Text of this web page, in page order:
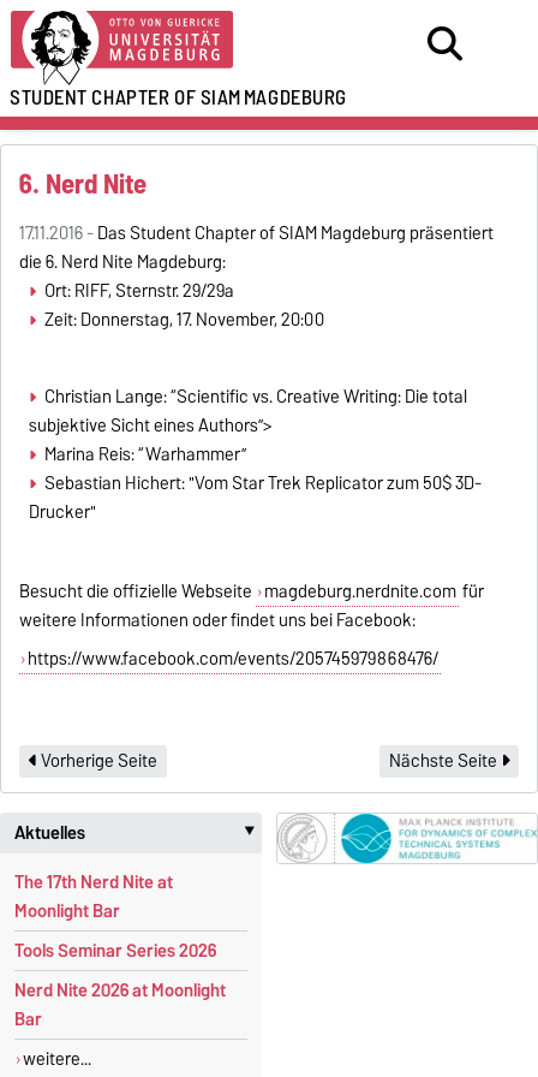
STUDENT CHAPTER OF SIAMMAGDEBURG
6. Nerd Nite
17.11.2016 -Das Student Chapter of SIAM Magdeburg präsentiert
die 6. Nerd Nite Magdeburg:
Ort: RIFF, Sternstr. 29/29a
Zeit: Donnerstag, 17. November, 20:00
Christian Lange: “Scientific vs. Creative Writing: Die total
subjektive Sicht eines Authors”>
Marina Reis: “Warhammer”
Sebastian Hichert: "Vom Star Trek Replicator zum 50$ 3D-
Drucker"
Besucht die offizielle Webseite magdeburg.nerdnite.com für
weitere Informationen oder findet uns bei Facebook:
https://www.facebook.com/events/205745979868476/
Vorherige Seite Nächste Seite
Aktuelles ‣
The 17th Nerd Nite at
Moonlight Bar
Tools Seminar Series 2026
Nerd Nite 2026 at Moonlight
Bar
weitere...